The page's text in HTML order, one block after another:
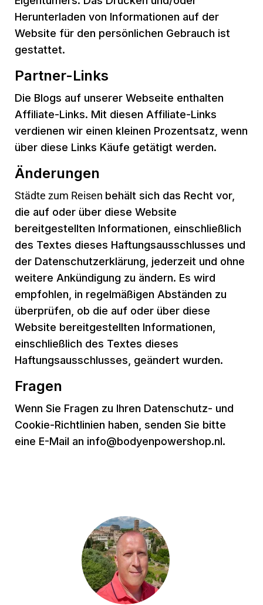
Herunterladen von Informationen auf der
Website für den persönlichen Gebrauch ist
gestattet.
Partner-Links
Die Blogs auf unserer Webseite enthalten
Affiliate-Links. Mit diesen Affiliate-Links
verdienen wir einen kleinen Prozentsatz, wenn
über diese Links Käufe getätigt werden.
Änderungen
Städte zum Reisen behält sich das Recht vor,
die auf oder über diese Website
bereitgestellten Informationen, einschließlich
des Textes dieses Haftungsausschlusses und
der Datenschutzerklärung, jederzeit und ohne
weitere Ankündigung zu ändern. Es wird
empfohlen, in regelmäßigen Abständen zu
überprüfen, ob die auf oder über diese
Website bereitgestellten Informationen,
einschließlich des Textes dieses
Haftungsausschlusses, geändert wurden.
Fragen
Wenn Sie Fragen zu Ihren Datenschutz- und
Cookie-Richtlinien haben, senden Sie bitte
eine E-Mail an info@bodyenpowershop.nl.